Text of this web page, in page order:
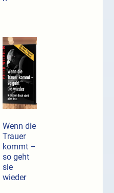
Wenn die
Trauer
kommt –
so geht
sie
wieder